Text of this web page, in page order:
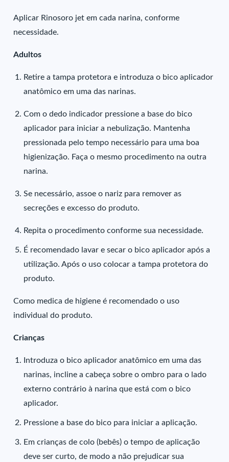
Aplicar Rinosoro jet em cada narina, conforme
necessidade.
Adultos
Retire a tampa protetora e introduza o bico aplicador
anatômico em uma das narinas.
Com o dedo indicador pressione a base do bico
aplicador para iniciar a nebulização. Mantenha
pressionada pelo tempo necessário para uma boa
higienização. Faça o mesmo procedimento na outra
narina.
Se necessário, assoe o nariz para remover as
secreções e excesso do produto.
Repita o procedimento conforme sua necessidade.
É recomendado lavar e secar o bico aplicador após a
utilização. Após o uso colocar a tampa protetora do
produto.
Como medica de higiene é recomendado o uso
individual do produto.
Crianças
Introduza o bico aplicador anatômico em uma das
narinas, incline a cabeça sobre o ombro para o lado
externo contrário à narina que está com o bico
aplicador.
Pressione a base do bico para iniciar a aplicação.
Em crianças de colo (bebês) o tempo de aplicação
deve ser curto, de modo a não prejudicar sua